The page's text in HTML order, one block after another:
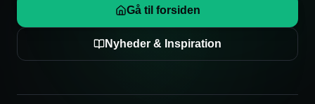
Gå til forsiden
Nyheder & Inspiration